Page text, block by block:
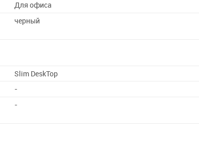
Для офиса
черный
Slim DeskTop
-
-